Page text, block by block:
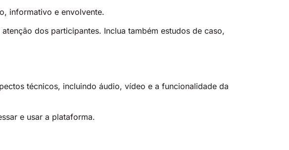
informativo e envolvente.
dos participantes. Inclua também estudos de caso,
técnicos, incluindo áudio, vídeo e a funcionalidade da
e usar a plataforma.